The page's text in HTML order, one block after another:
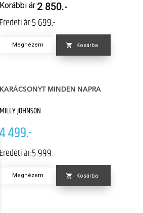
Korábbi ár:2 850.-
Eredeti ár:5 699.-
Megnézem Kosárba
KARÁCSONYT MINDEN NAPRA
MILLY JOHNSON
4 499.-
Eredeti ár:5 999.-
Megnézem Kosárba